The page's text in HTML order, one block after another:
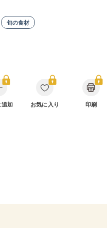
旬の食材
追加 お気に入り 印刷